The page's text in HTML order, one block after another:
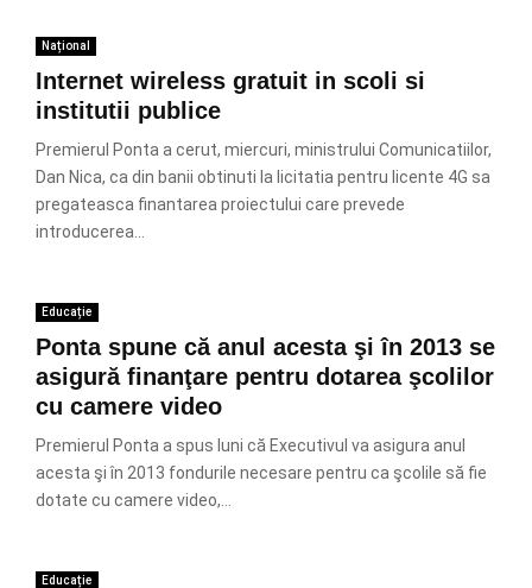
Național
Internet wireless gratuit in scoli si
institutii publice
Premierul Ponta a cerut, miercuri, ministrului Comunicatiilor,
Dan Nica, ca din banii obtinuti la licitatia pentru licente 4G sa
pregateasca finantarea proiectului care prevede
introducerea...
Educație
Ponta spune că anul acesta şi în 2013 se
asigură finanţare pentru dotarea şcolilor
cu camere video
Premierul Ponta a spus luni că Executivul va asigura anul
acesta şi în 2013 fondurile necesare pentru ca şcolile să fie
dotate cu camere video,...
Educație